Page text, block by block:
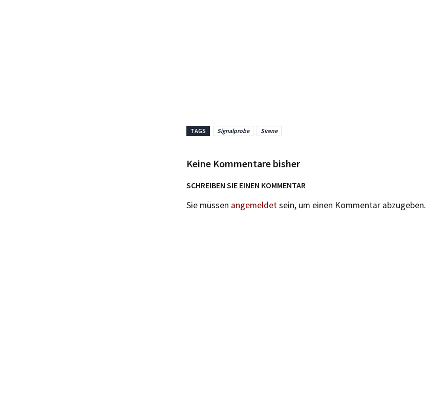
TAGS Signalprobe Sirene
Keine Kommentare bisher
SCHREIBEN SIE EINEN KOMMENTAR
Sie müssen angemeldetsein, um einen Kommentar abzugeben.